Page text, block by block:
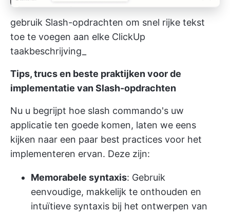
gebruik Slash-opdrachten om snel rijke tekst
toe te voegen aan elke ClickUp
taakbeschrijving_
Tips, trucs en beste praktijken voor de
implementatie van Slash-opdrachten
Nu u begrijpt hoe slash commando's uw
applicatie ten goede komen, laten we eens
kijken naar een paar best practices voor het
implementeren ervan. Deze zijn:
Memorabele syntaxis: Gebruik
eenvoudige, makkelijk te onthouden en
intuïtieve syntaxis bij het ontwerpen van